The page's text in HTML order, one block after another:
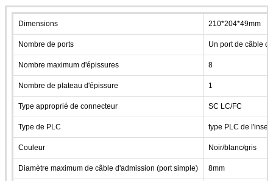
Dimensions 210*204*49mm
Nombre de ports Un port de câble
Nombre maximum d'épissures 8
Nombre de plateau d'épissure 1
Type approprié de connecteur SC LC/FC
Type de PLC type PLC de
Couleur Noir/blanc/gris
Diamètre maximum de câble d'admission (port simple) 8mm